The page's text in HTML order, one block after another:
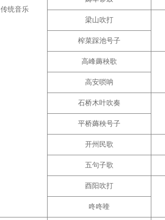
传统音乐
梁山吹打
榨菜踩池号子
高峰薅秧歌
高安唢呐
石桥木叶吹奏
平桥薅秧号子
开州民歌
五句子歌
酉阳吹打
咚咚喹